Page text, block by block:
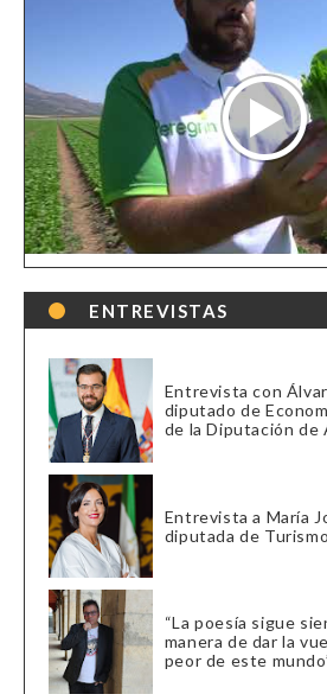
ENTREVISTAS
Entrevista con
diputado de
de la Diputación de
Entrevista a María
diputada de
“La poesía sigue
manera de dar la
peor de este